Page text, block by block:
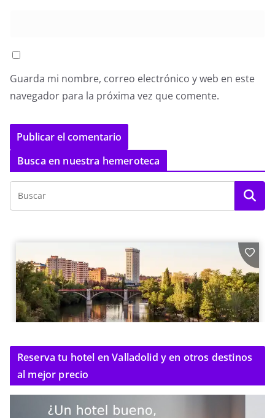
Guarda mi nombre, correo electrónico y web en este
navegador para la próxima vez que comente.
Busca en nuestra hemeroteca
Reserva tu hotel en Valladolid y en otros destinos
al mejor precio